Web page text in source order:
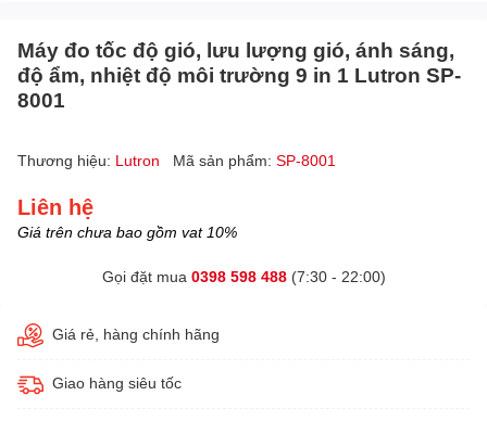
Máy đo tốc độ gió, lưu lượng gió, ánh sáng,
độ ẩm, nhiệt độ môi trường 9 in 1 Lutron SP-
8001
Thương hiệu: Lutron Mã sản phẩm: SP-8001
Liên hệ
Giá trên chưa bao gồm vat 10%
Gọi đặt mua 0398 598 488(7:30 - 22:00)
Giá rẻ, hàng chính hãng
Giao hàng siêu tốc